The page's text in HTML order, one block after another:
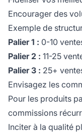
Encourager des
Exemple de
Palier 1 : 0-10
Palier 2 : 11-25
Palier 3 : 25+
Envisagez les
Pour les produits
commissions
Inciter à la qualité